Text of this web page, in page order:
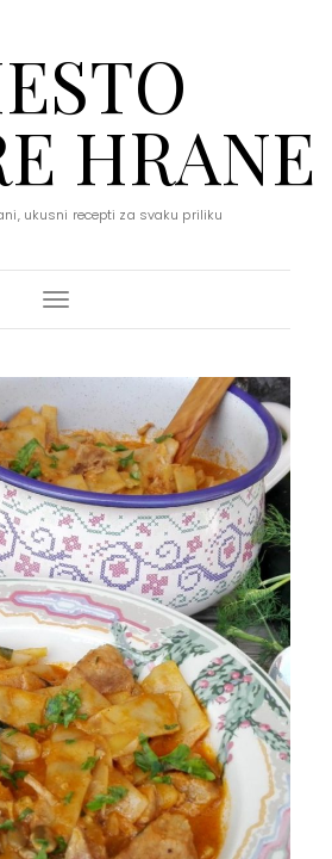
HRANE
ukusni recepti za svaku priliku
Toggle Navigation